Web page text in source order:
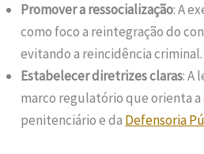
Promover a ressocialização: A
como foco a reintegração do
evitando a reincidência criminal.
Estabelecer diretrizes claras: A
marco regulatório que orienta a
penitenciário e da Defensoria